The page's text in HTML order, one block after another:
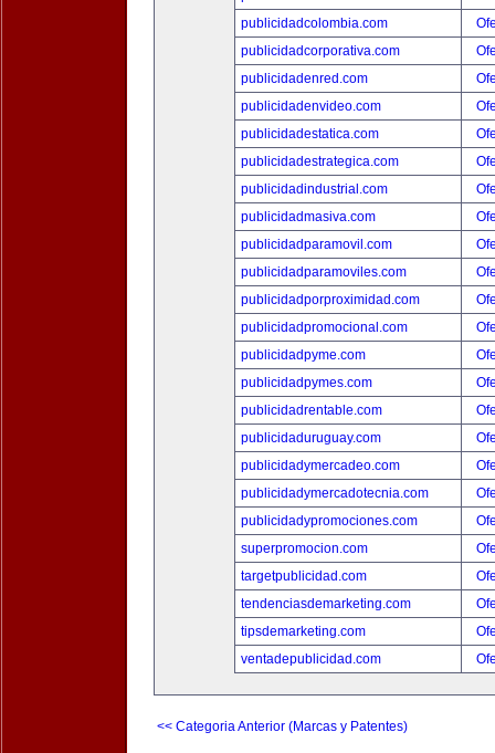
publicidadcolombia.com
publicidadcorporativa.com
publicidadenred.com
publicidadenvideo.com
publicidadestatica.com
publicidadestrategica.com
publicidadindustrial.com
publicidadmasiva.com
publicidadparamovil.com
publicidadparamoviles.com
publicidadporproximidad.com
publicidadpromocional.com
publicidadpyme.com
publicidadpymes.com
publicidadrentable.com
publicidaduruguay.com
publicidadymercadeo.com
publicidadymercadotecnia.com
publicidadypromociones.com
superpromocion.com
targetpublicidad.com
tendenciasdemarketing.com
tipsdemarketing.com
ventadepublicidad.com
<< Categoria Anterior (Marcas y Patentes)